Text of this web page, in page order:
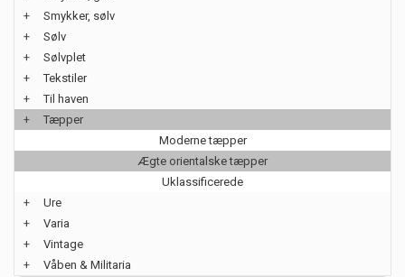
+
Smykker, sølv
+
Sølv
+
Sølvplet
+
Tekstiler
+
Til haven
+
Tæpper
Moderne tæpper
Ægte orientalske tæpper
Uklassificerede
+
Ure
+
Varia
+
Vintage
+
Våben & Militaria